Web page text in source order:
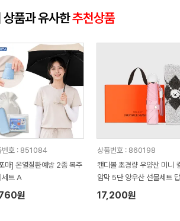
상품과 유사한추천상품
번호 : 851084
마] 온열질환예방 2종 복주
세트 A
원
상품번호 : 860198
캔디볼 초경량 우양산 미니
암막 5단 양우산 선물세트
품+무한타올세트 푸들이
50g 수건세트
17,200원